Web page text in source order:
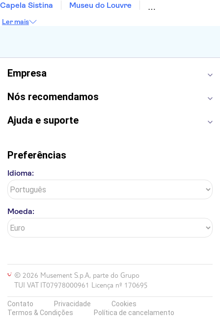
Capela Sistina
Museu do Louvre
Torre de Belém
Ler mais
Empresa
Nós recomendamos
Ajuda e suporte
Preferências
Idioma:
Moeda:
© 2026 Musement S.p.A, parte do Grupo
TUI VAT IT07978000961 Licença nº 170695
Contato Privacidade
Cookies
Termos & Condições
Política de cancelamento